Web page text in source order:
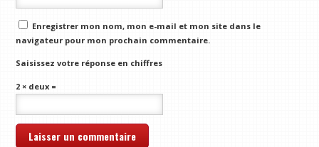
Enregistrer mon nom, mon e-mail et mon site dans le
navigateur pour mon prochain commentaire.
Saisissez votre réponse en chiffres
2 × deux =